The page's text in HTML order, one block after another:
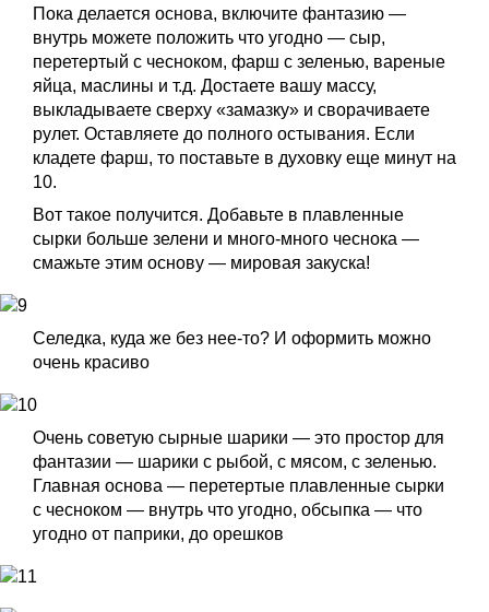
Пока делается основа, включите фантазию —
внутрь можете положить что угодно — сыр,
перетертый с чесноком, фарш с зеленью, вареные
яйца, маслины и т.д. Достаете вашу массу,
выкладываете сверху «замазку» и сворачиваете
рулет. Оставляете до полного остывания. Если
кладете фарш, то поставьте в духовку еще минут на
10.
Вот такое получится. Добавьте в плавленные
сырки больше зелени и много-много чеснока —
смажьте этим основу — мировая закуска!
Селедка, куда же без нее-то? И оформить можно
очень красиво
Очень советую сырные шарики — это простор для
фантазии — шарики с рыбой, с мясом, с зеленью.
Главная основа — перетертые плавленные сырки
с чесноком — внутрь что угодно, обсыпка — что
угодно от паприки, до орешков